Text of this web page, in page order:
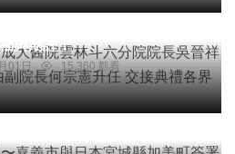
與期許！
01日
15,360 觀看
〜嘉義市與日本宮城縣加美
啟合作新篇章 石山敬貴町